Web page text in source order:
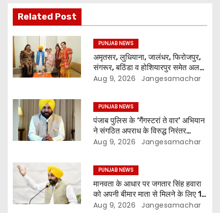
Related Post
PUNJAB NEWS
अमृतसर, लुधियाना, जालंधर, फिरोजपुर,
संगरूर, बठिंडा व होशियारपुर समेत अलग-
अलग स्थानों पर ये शो होगा- भगवंत सिंह
Aug 9, 2026 Jangesamachar
PUNJAB NEWS
पंजाब पुलिस के ‘गैंगस्टरां ते वार’ अभियान
ने संगठित अपराध के विरुद्ध निरंतर
कार्रवाई के 200 दिन पूरे किए ; 1.09
Aug 9, 2026 Jangesamachar
PUNJAB NEWS
मानवता के आधार पर जगतार सिंह हवारा
को अपनी बीमार माता से मिलने के लिए 10
दिन की पैरोल दी जानी चाहिए- मुख्यमंत्री
Aug 9, 2026 Jangesamachar